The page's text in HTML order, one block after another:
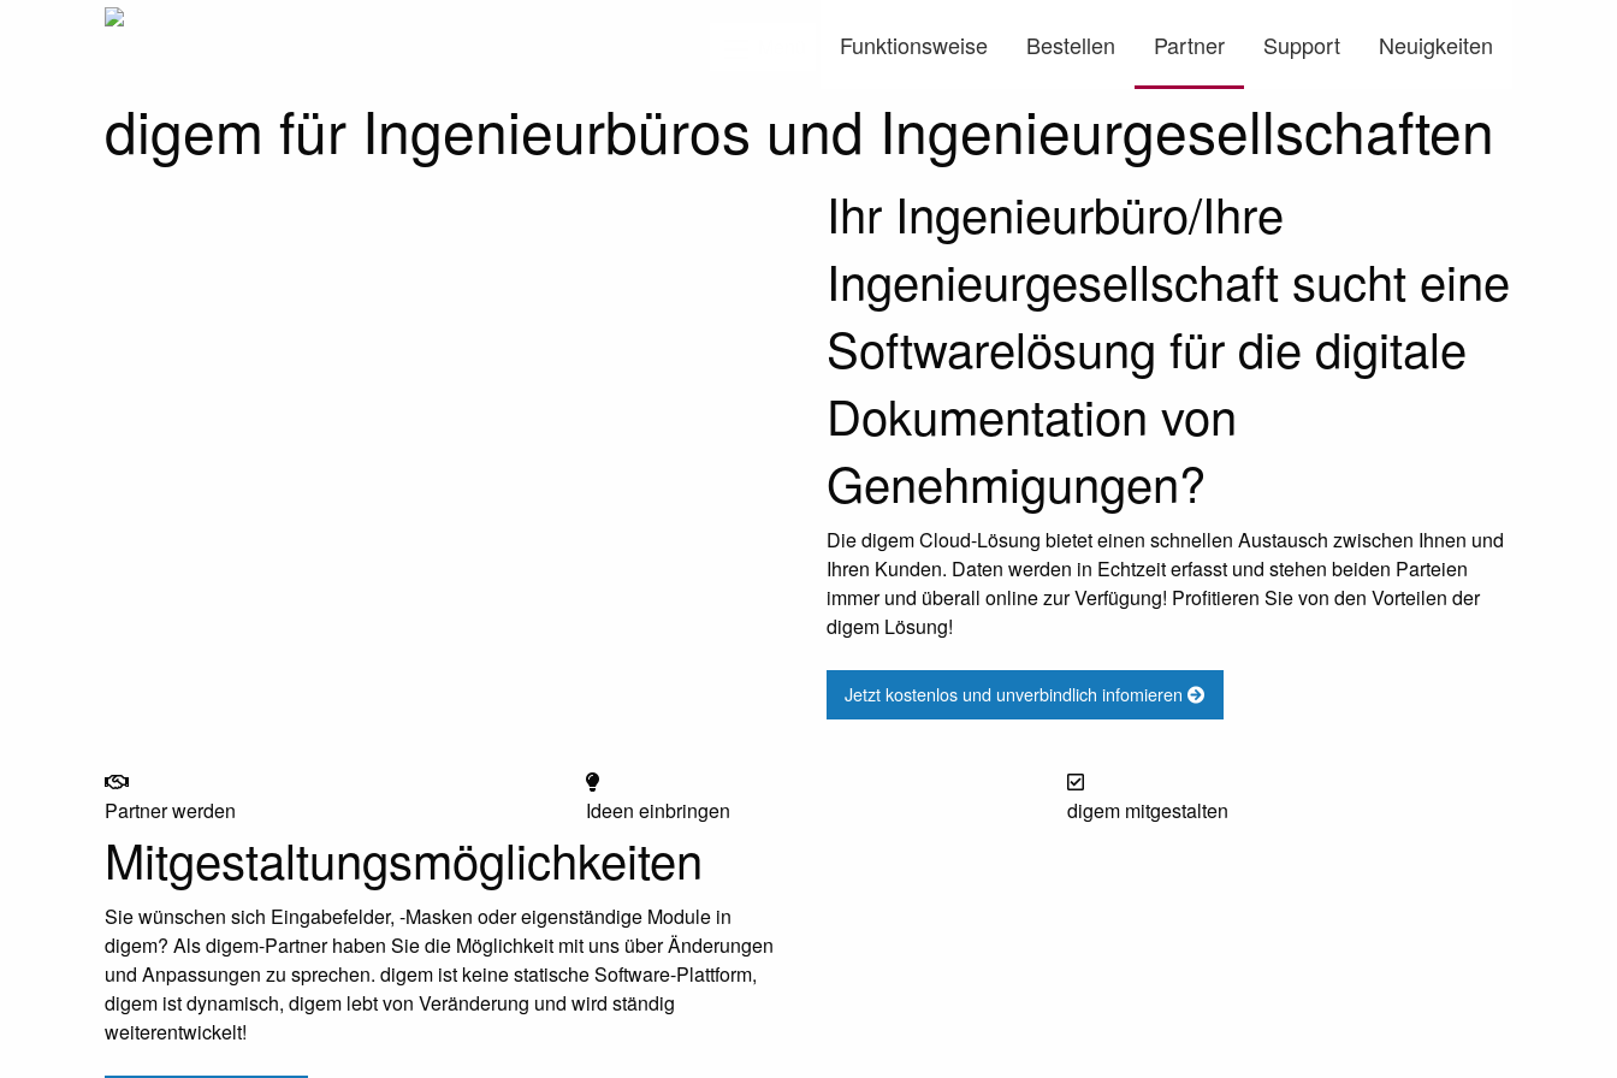
Funktionsweise Bestellen Partner Support Neuigkeiten
digem für Ingenieurbüros und Ingenieurgesellschaften
Ihr Ingenieurbüro/Ihre
Ingenieurgesellschaft sucht eine
Softwarelösung für die digitale
Dokumentation von
Genehmigungen?
Die digem Cloud-Lösung bietet einen schnellen Austausch zwischen Ihnen und
Ihren Kunden. Daten werden in Echtzeit erfasst und stehen beiden Parteien
immer und überall online zur Verfügung! Profitieren Sie von den Vorteilen der
digem Lösung!
Jetzt kostenlos und unverbindlich infomieren
Partner werden Ideen einbringen digem mitgestalten
Mitgestaltungsmöglichkeiten
Sie wünschen sich Eingabefelder, -Masken oder eigenständige Module in
digem? Als digem-Partner haben Sie die Möglichkeit mit uns über Änderungen
und Anpassungen zu sprechen. digem ist keine statische Software-Plattform,
digem ist dynamisch, digem lebt von Veränderung und wird ständig
weiterentwickelt!